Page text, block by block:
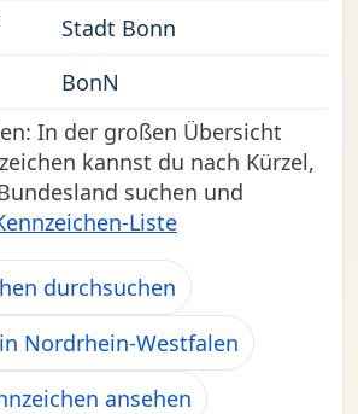
Stadt Bonn
BonN
In der großen Übersicht
kannst du nach Kürzel,
suchen und
Liste
durchsuchen
Nordrhein-Westfalen
ansehen